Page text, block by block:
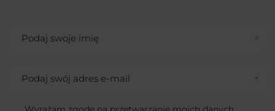
Podaj swoje imię
Podaj swój adres e-mail